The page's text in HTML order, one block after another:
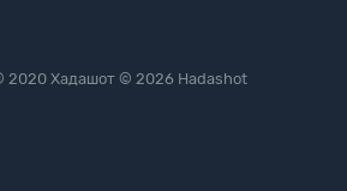
Хадашот © 2026 Hadashot